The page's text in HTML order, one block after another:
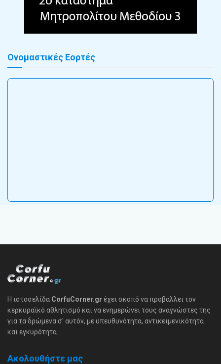
Ονομαστικές Εορτές
Η ιστοσελίδα CorfuCorner.gr έχει σκοπό να προβάλλει τον
κερκυραϊκό αθλητισμό και να ενημερώνει τους αναγνώστες της
για τα δρώμενα σ' αυτόν, με υπευθυνότητα, αντικειμενικότητα
και εγκυρότητα.
Ακολουθήστε μας